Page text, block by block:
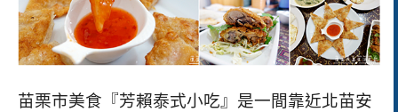
苗栗市美食『芳賴泰式小吃』是一間靠近北苗安